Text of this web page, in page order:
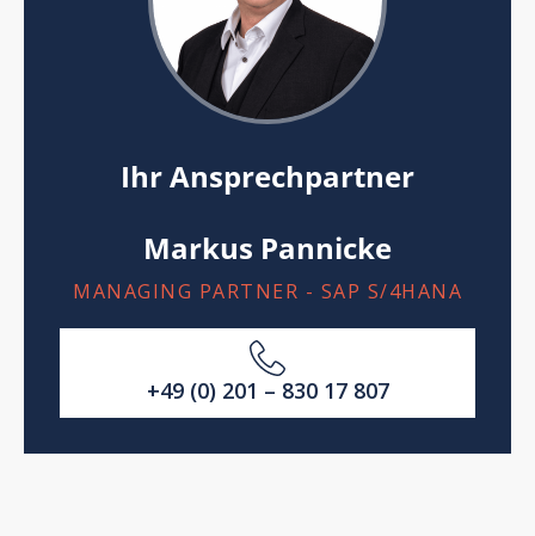
Ihr Ansprechpartner
Markus Pannicke
MANAGING PARTNER - SAP S/4HANA
+49 (0) 201 – 830 17 807